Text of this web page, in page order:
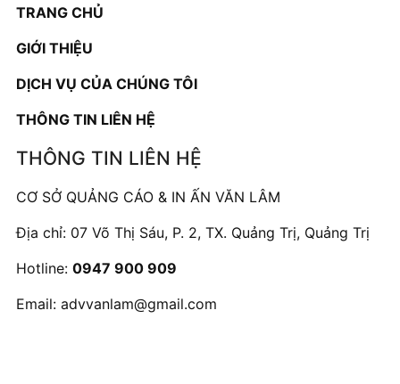
TRANG CHỦ
GIỚI THIỆU
DỊCH VỤ CỦA CHÚNG TÔI
THÔNG TIN LIÊN HỆ
THÔNG TIN LIÊN HỆ
CƠ SỞ QUẢNG CÁO & IN ẤN VĂN LÂM
Địa chỉ: 07 Võ Thị Sáu, P. 2, TX. Quảng Trị, Quảng Trị
Hotline: 0947 900 909
Email: advvanlam@gmail.com